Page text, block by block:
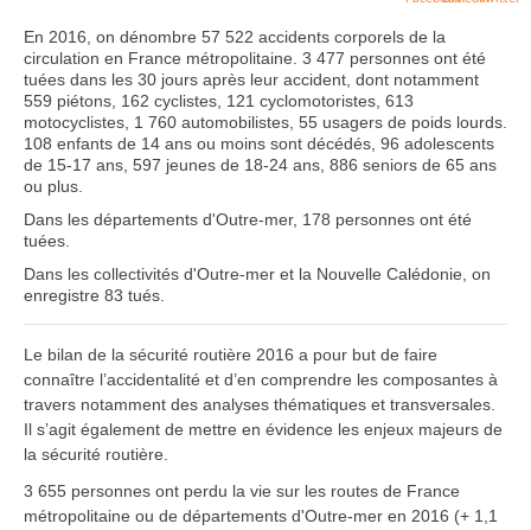
En 2016, on dénombre 57 522 accidents corporels de la
circulation en France métropolitaine. 3 477 personnes ont été
tuées dans les 30 jours après leur accident, dont notamment
559 piétons, 162 cyclistes, 121 cyclomotoristes, 613
motocyclistes, 1 760 automobilistes, 55 usagers de poids lourds.
108 enfants de 14 ans ou moins sont décédés, 96 adolescents
de 15-17 ans, 597 jeunes de 18-24 ans, 886 seniors de 65 ans
ou plus.
Dans les départements d'Outre-mer, 178 personnes ont été
tuées.
Dans les collectivités d'Outre-mer et la Nouvelle Calédonie, on
enregistre 83 tués.
Le bilan de la sécurité routière 2016 a pour but de faire
connaître l’accidentalité et d’en comprendre les composantes à
travers notamment des analyses thématiques et transversales.
Il s’agit également de mettre en évidence les enjeux majeurs de
la sécurité routière.
3 655 personnes ont perdu la vie sur les routes de France
métropolitaine ou de départements d'Outre-mer en 2016 (+ 1,1